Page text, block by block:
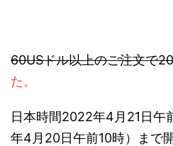
60USドル以上のご注文で
た。
日本時間2022年4月21日午
年4月20日午前10時）まで